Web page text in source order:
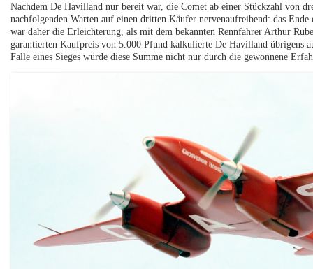
Nachdem De Havilland nur bereit war, die Comet ab einer Stückzahl von
nachfolgenden Warten auf einen dritten Käufer nervenaufreibend: das
war daher die Erleichterung, als mit dem bekannten Rennfahrer Arthur
garantierten Kaufpreis von 5.000 Pfund kalkulierte De Havilland übrigens
Falle eines Sieges würde diese Summe nicht nur durch die gewonnene